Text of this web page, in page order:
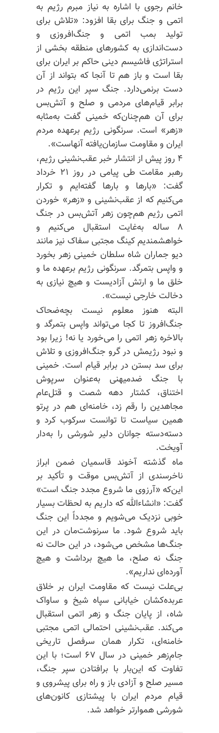
خانم رجوی با اشاره به نیاز مبرم رژیم به
اتمی و جنگ برای بقا افزود: «تلاش برای
تولید بمب اتمی و جنگ‌افروزی و
دست‌اندازی به کشورهای منطقه بخشی از
استراتژی فاشیسم دینی حاکم بر ایران برای
بقا است و باز هم تا آنجا که بتواند از آن
دست برنمی‌دارد. جنگ سپر این رژیم در
برابر قیام‌های مردمی و صلح و آتش‌بس
برای آن هم‌چنان‌که خمینی گفت به‌مثابه
«زهر» است. سرنگونی رژیم برعهده مردم
ایران و مقاومت سازمان‌یافته آنهاست».
۴ روز پیش از انتشار خبر عقب‌نشینی رژیم،
رهبر مقامت طی پیامی در روز ۲۱ خرداد
گفت: «بارها و بارها گفته‌ایم و تکرار
می‌کنیم که از عقب‌نشینی و «زهر» خوردن
اتمی رژیم هم‌چون زهر آتش‌بس در جنگ
۸ ساله به‌غایت استقبال می‌کنیم و
خواهشمندیم کینگ مجتبی سفاک نیز مانند
دیو جماران شاه سلطان خمینی زهر بخورد
و واپس بتمرگد. سرنگونی رژیم برعهده ما و
خلق ما و ارتش آزادیست و هیچ نیازی به
دخالت خارجی نیست».
البته هنوز معلوم نیست بچه‌ضحاک
جنگ‌افروز تا کجا می‌تواند واپس بتمرگد و
بالاخره زهر اتمی را می‌خورد یا نه! زیرا بود
و نبود رژیمش در گرو جنگ‌افروزی و تلاش
برای سد بستن در برابر قیام است. خمینی
با جنگ ضدمیهنی به‌عنوان سرپوش
اختناق، کشتار دهه شصت و قتل‌عام
مجاهدین را رقم زد، خامنه‌ای هم در پرتو
همین سیاست تا توانست سرکوب کرد و
دسته‌دسته جوانان دلیر شورشی را به‌دار
آویخت.
ماه گذشته آخوند قاسمیان ضمن ابراز
ناخرسندی از آتش‌بس موقت و تأکید بر
این‌که «آرزوی ما شروع مجدد جنگ است»
گفت: «انشاءالله که داریم به لحظات بسیار
خوبی نزدیک می‌شویم و مجدداً این جنگ
باید شروع شود. ما سرنوشت‌مان در این
جنگ‌ها مشخص می‌شود، در این حالت نه
جنگ نه صلح، ما هیچ برداشت و هیچ
آورده‌ای نداریم».
بی‌علت نیست که مقاومت ایران بر خلاق
عربده‌کشان خیابانی سپاه شیخ و ساواک
شاه، از پایان جنگ و زهر اتمی استقبال
می‌کند. عقب‌نشینی احتمالی اتمی مجتبی
خامنه‌ای، تکرار همان سرفصل تاریخی
جام‌زهر خمینی در سال ۶۷ است؛ با این
تفاوت که این‌بار با برافتادن سپر جنگ،
مسیر صلح و آزادی باز و راه برای پیشروی و
قیام مردم ایران با پیشتازی کانون‌های
شورشی هموارتر خواهد شد.